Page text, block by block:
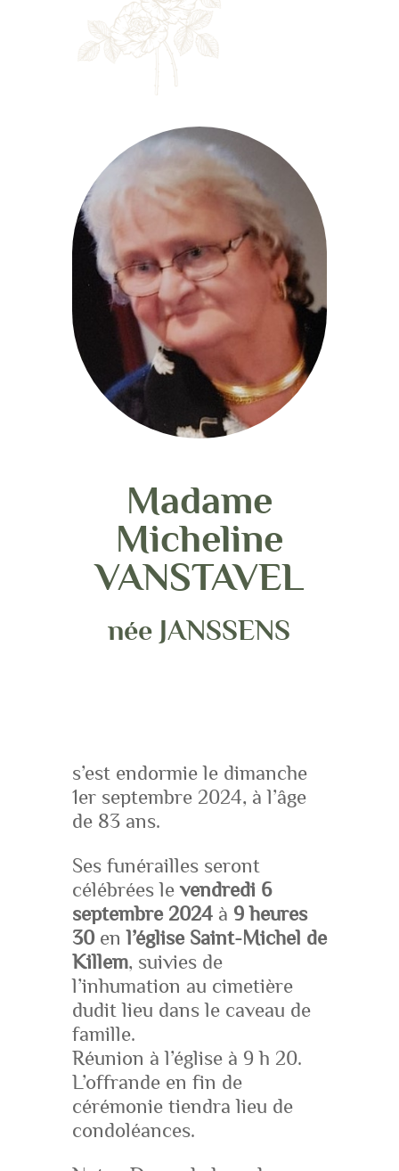
Madame
Micheline
VANSTAVEL
née JANSSENS
s’est endormie le dimanche
1er septembre 2024, à l’âge
de 83 ans.
Ses funérailles seront
célébrées le vendredi 6
septembre 2024à 9 heures
30enl’église Saint-Michel de
Killem, suivies de
l’inhumation au cimetière
dudit lieu dans le caveau de
famille.
Réunion à l’église à 9 h 20.
L’offrande en fin de
cérémonie tiendra lieu de
condoléances.